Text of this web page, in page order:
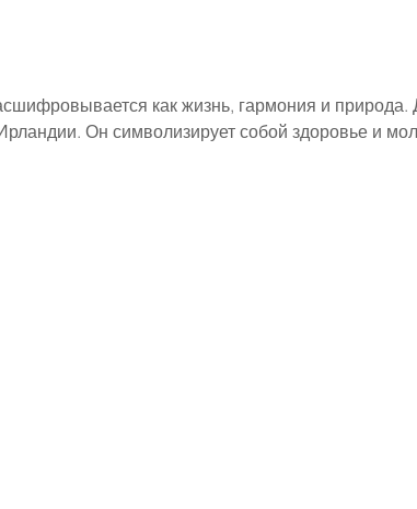
как жизнь, гармония и природа.
Он символизирует собой здоровье и